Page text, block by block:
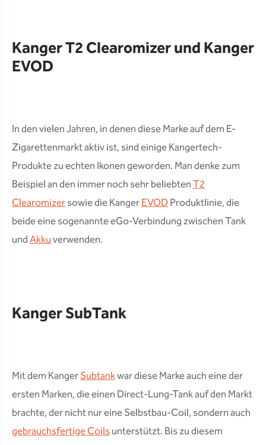
Kanger T2 Clearomizer und Kanger
EVOD
In den vielen Jahren, in denen diese Marke auf dem E-
Zigarettenmarkt aktiv ist, sind einige Kangertech-
Produkte zu echten Ikonen geworden. Man denke zum
Beispiel an den immer noch sehr beliebtenT2
Clearomizersowie die KangerEVODProduktlinie, die
beide eine sogenannte eGo-Verbindung zwischen Tank
undAkkuverwenden.
Kanger SubTank
Mit dem KangerSubtankwar diese Marke auch eine der
ersten Marken, die einen Direct-Lung-Tank auf den Markt
brachte, der nicht nur eine Selbstbau-Coil, sondern auch
gebrauchsfertige Coilsunterstützt. Bis zu diesem